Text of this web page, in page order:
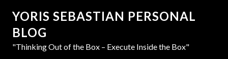
YORIS SEBASTIAN PERSONAL
BLOG
"Thinking Out of the Box – Execute Inside the Box"